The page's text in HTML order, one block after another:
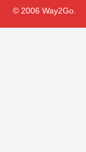
© 2006 Way2Go.